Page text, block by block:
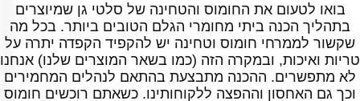
בואו לטעום את החומוס והטחינה של סלטי גן שמיוצרים
בתהליך הכנה ביתי מחומרי הגלם הטובים ביותר. בכל מה
שקשור לממרחי חומוס וטחינה יש להקפיד הקפדה יתרה על
טריות ואיכות, ובמקרה הזה (כמו בשאר המוצרים שלנו) אנחנו
לא מתפשרים. ההכנה מתבצעת בהתאם לנהלים המחמירים
וכך גם האחסון וההפצה ללקוחותינו. כשאתם רוכשים חומוס